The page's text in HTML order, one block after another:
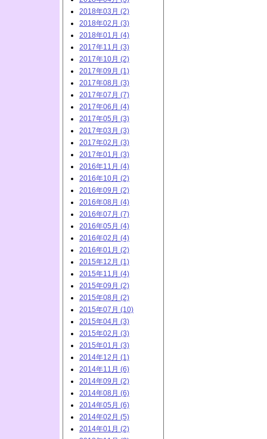
2018年03月 (2)
2018年02月 (3)
2018年01月 (4)
2017年11月 (3)
2017年10月 (2)
2017年09月 (1)
2017年08月 (3)
2017年07月 (7)
2017年06月 (4)
2017年05月 (3)
2017年03月 (3)
2017年02月 (3)
2017年01月 (3)
2016年11月 (4)
2016年10月 (2)
2016年09月 (2)
2016年08月 (4)
2016年07月 (7)
2016年05月 (4)
2016年02月 (4)
2016年01月 (2)
2015年12月 (1)
2015年11月 (4)
2015年09月 (2)
2015年08月 (2)
2015年07月 (10)
2015年04月 (3)
2015年02月 (3)
2015年01月 (3)
2014年12月 (1)
2014年11月 (6)
2014年09月 (2)
2014年08月 (6)
2014年05月 (6)
2014年02月 (5)
2014年01月 (2)